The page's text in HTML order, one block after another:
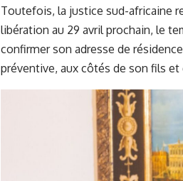
Toutefois, la justice sud-africaine
libération au 29 avril prochain, le
confirmer son adresse de
préventive, aux côtés de son fils